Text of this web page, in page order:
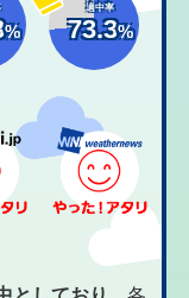
%
適中率
73.3%